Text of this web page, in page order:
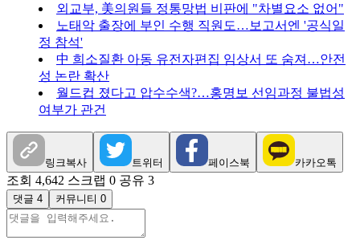
외교부, 美의원들 정통망법 비판에 "차별요소 없어"
노태악 출장에 부인 수행 직원도…보고서엔 '공식일
정 참석'
中 희소질환 아동 유전자편집 임상서 또 숨져…안전
성 논란 확산
월드컵 졌다고 압수수색?…홍명보 선임과정 불법성
여부가 관건
링크복사 트위터 페이스북 카카오톡
조회 4,642 스크랩 0 공유 3
댓글 4 커뮤니티 0